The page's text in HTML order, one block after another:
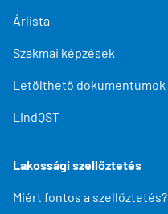
Árlista
Szakmai képzések
Letölthető dokumentumok
LindQST
Lakossági szellőztetés
Miért fontos a szellőztetés?